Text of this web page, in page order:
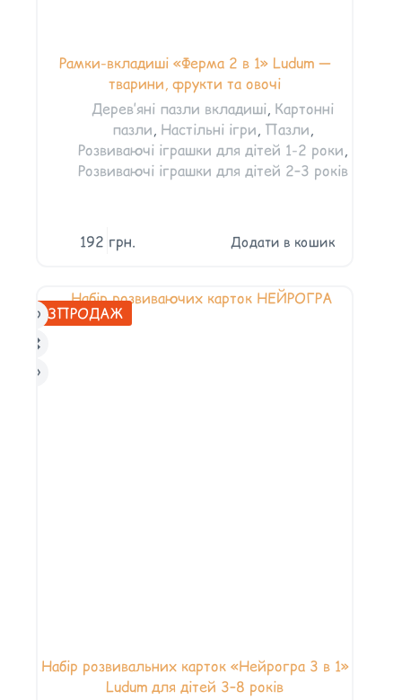
Рамки-вкладиші «Ферма 2 в 1» Ludum —
тварини, фрукти та овочі
Дерев’яні пазли вкладиші, Картонні
пазли, Настільні ігри, Пазли,
Розвиваючі іграшки для дітей 1-2 роки,
Розвиваючі іграшки для дітей 2–3 років
192 грн. Додати в кошик
РОЗПРОДАЖ
Набір розвивальних карток «Нейрогра 3 в 1»
Ludum для дітей 3–8 років